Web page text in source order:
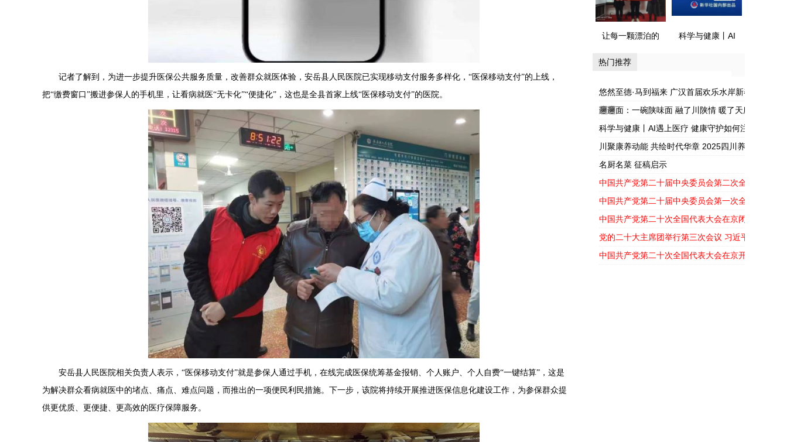
盛大启幕
让每一颗漂泊的
张开杰走进蓉漂
之...
科学与健康丨AI
力？
热门推荐
悠然至德·马到福来 广汉首届欢乐水岸新春嘉年华盛
𰻞𰻞面：一碗陕味面 融了川陕情 暖了天府胃
科学与健康丨AI遇上医疗 健康守护如何注入新活力
川聚康养动能 共绘时代华章 2025四川养生产业大
幕
名厨名菜 征稿启示
中国共产党第二十届中央委员会第二次全体会议公报
中国共产党第二十届中央委员会第一次全体会议公报
中国共产党第二十次全国代表大会在京闭幕
党的二十大主席团举行第三次会议 习近平主持会议
中国共产党第二十次全国代表大会在京开幕
记者了解到，为进一步提升医保公共服务质量，改善群众就医体验，安岳县人民医院已实现移动支付服务多样化，“医保移动支付”的上线，
把“缴费窗口”搬进参保人的手机里，让看病就医“无卡化”“便捷化”，这也是全县首家上线“医保移动支付”的医院。
安岳县人民医院相关负责人表示，“医保移动支付”就是参保人通过手机，在线完成医保统筹基金报销、个人账户、个人自费“一键结算”，这是
为解决群众看病就医中的堵点、痛点、难点问题，而推出的一项便民利民措施。下一步，该院将持续开展推进医保信息化建设工作，为参保群众提
供更优质、更便捷、更高效的医疗保障服务。